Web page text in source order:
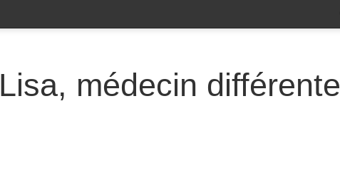
Lisa, médecin différente